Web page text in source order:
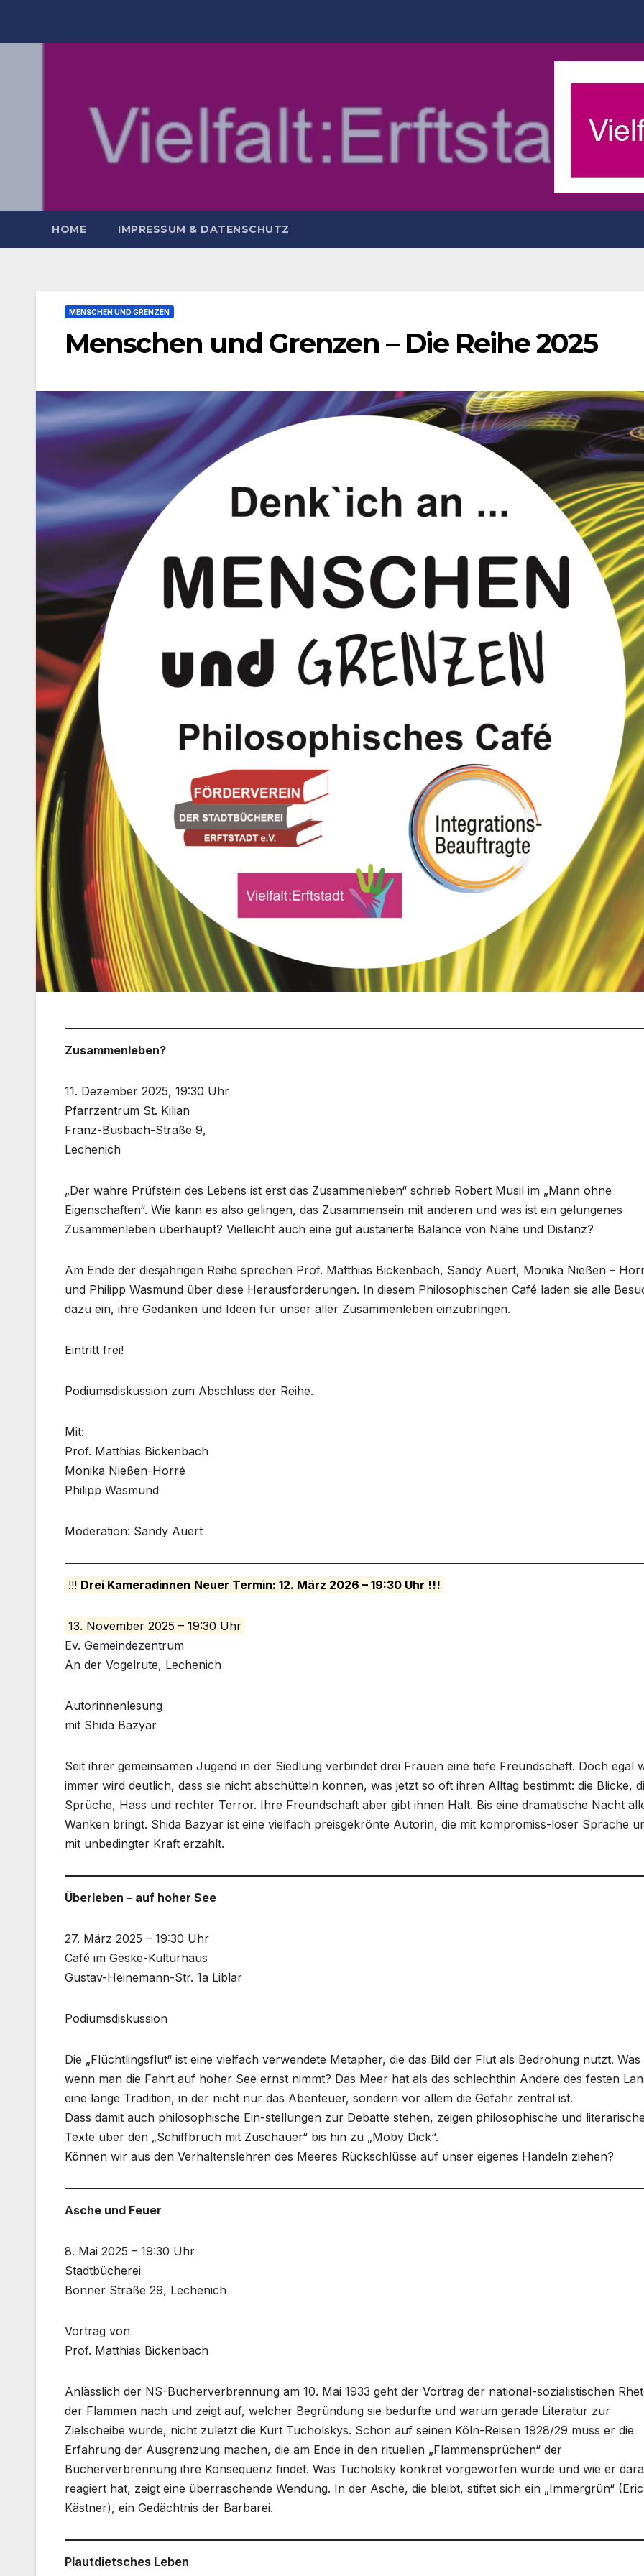
HOME IMPRESSUM & DATENSCHUTZ
MENSCHEN UND GRENZEN
Menschen und Grenzen – Die Reihe 2025
Zusammenleben?
11. Dezember 2025, 19:30 Uhr
Pfarrzentrum St. Kilian
Franz-Busbach-Straße 9,
Lechenich
„Der wahre Prüfstein des Lebens ist erst das Zusammenleben“ schrieb Robert Musil im „Mann ohne
Eigenschaften“. Wie kann es also gelingen, das Zusammensein mit anderen und was ist ein gelungenes
Zusammenleben überhaupt? Vielleicht auch eine gut austarierte Balance von Nähe und Distanz?
Am Ende der diesjährigen Reihe sprechen Prof. Matthias Bickenbach, Sandy Auert, Monika Nießen –
und Philipp Wasmund über diese Herausforderungen. In diesem Philosophischen Café laden sie alle
dazu ein, ihre Gedanken und Ideen für unser aller Zusammenleben einzubringen.
Eintritt frei!
Podiumsdiskussion zum Abschluss der Reihe.
Mit:
Prof. Matthias Bickenbach
Monika Nießen-Horré
Philipp Wasmund
Moderation: Sandy Auert
!!! Drei Kameradinnen Neuer Termin: 12. März 2026 – 19:30 Uhr !!!
13. November 2025 – 19:30 Uhr
Ev. Gemeindezentrum
An der Vogelrute, Lechenich
Autorinnenlesung
mit Shida Bazyar
Seit ihrer gemeinsamen Jugend in der Siedlung verbindet drei Frauen eine tiefe Freundschaft. Doch egal
immer wird deutlich, dass sie nicht abschütteln können, was jetzt so oft ihren Alltag bestimmt: die Blicke,
Sprüche, Hass und rechter Terror. Ihre Freundschaft aber gibt ihnen Halt. Bis eine dramatische Nacht
Wanken bringt. Shida Bazyar ist eine vielfach preisgekrönte Autorin, die mit kompromiss-loser Sprache
mit unbedingter Kraft erzählt.
Überleben – auf hoher See
27. März 2025 – 19:30 Uhr
Café im Geske-Kulturhaus
Gustav-Heinemann-Str. 1a Liblar
Podiumsdiskussion
Die „Flüchtlingsflut“ ist eine vielfach verwendete Metapher, die das Bild der Flut als Bedrohung nutzt. Was
wenn man die Fahrt auf hoher See ernst nimmt? Das Meer hat als das schlechthin Andere des festen
eine lange Tradition, in der nicht nur das Abenteuer, sondern vor allem die Gefahr zentral ist.
Dass damit auch philosophische Ein-stellungen zur Debatte stehen, zeigen philosophische und
Texte über den „Schiffbruch mit Zuschauer“ bis hin zu „Moby Dick“.
Können wir aus den Verhaltenslehren des Meeres Rückschlüsse auf unser eigenes Handeln ziehen?
Asche und Feuer
8. Mai 2025 – 19:30 Uhr
Stadtbücherei
Bonner Straße 29, Lechenich
Vortrag von
Prof. Matthias Bickenbach
Anlässlich der NS-Bücherverbrennung am 10. Mai 1933 geht der Vortrag der national-sozialistischen
der Flammen nach und zeigt auf, welcher Begründung sie bedurfte und warum gerade Literatur zur
Zielscheibe wurde, nicht zuletzt die Kurt Tucholskys. Schon auf seinen Köln-Reisen 1928/29 muss er die
Erfahrung der Ausgrenzung machen, die am Ende in den rituellen „Flammensprüchen“ der
Bücherverbrennung ihre Konsequenz findet. Was Tucholsky konkret vorgeworfen wurde und wie er
reagiert hat, zeigt eine überraschende Wendung. In der Asche, die bleibt, stiftet sich ein „Immergrün“
Kästner), ein Gedächtnis der Barbarei.
Plautdietsches Leben